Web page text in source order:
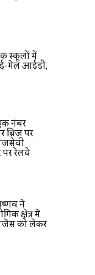
स्कूलाें में
ई-मेल आईडी,
नंबर
पर
पर रेलवे
ने
क्षेत्र में
को लेकर